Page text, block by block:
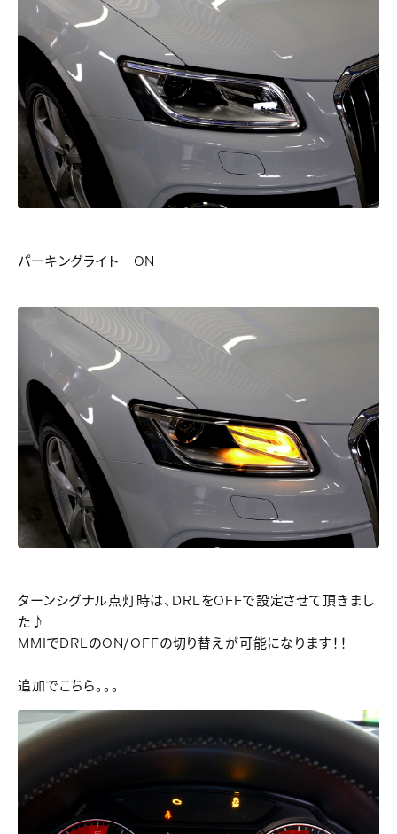
パーキングライト ON
ターンシグナル点灯時は、DRLをOFFで設定させて頂きまし
た♪
MMIでDRLのON/OFFの切り替えが可能になります！！
追加でこちら。。。